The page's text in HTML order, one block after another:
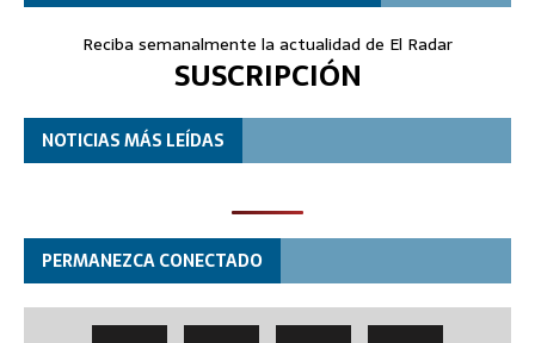
Reciba semanalmente la actualidad de El Radar
SUSCRIPCIÓN
NOTICIAS MÁS LEÍDAS
PERMANEZCA CONECTADO